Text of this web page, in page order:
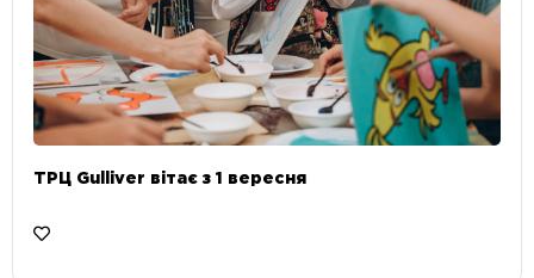
ТРЦ Gulliver вітає з 1 вересня